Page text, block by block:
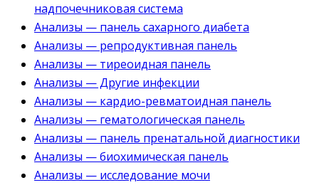
надпочечниковая система
Анализы — панель сахарного диабета
Анализы — репродуктивная панель
Анализы — тиреоидная панель
Анализы — Другие инфекции
Анализы — кардио-ревматоидная панель
Анализы — гематологическая панель
Анализы — панель пренатальной диагностики
Анализы — биохимическая панель
Анализы — исследование мочи